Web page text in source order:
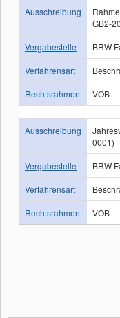
Ausschreibung
GB2-
Vergabestelle
BRW
Verfahrensart
Rechtsrahmen
VOB
Ausschreibung
0001)
Vergabestelle
BRW
Verfahrensart
Rechtsrahmen
VOB